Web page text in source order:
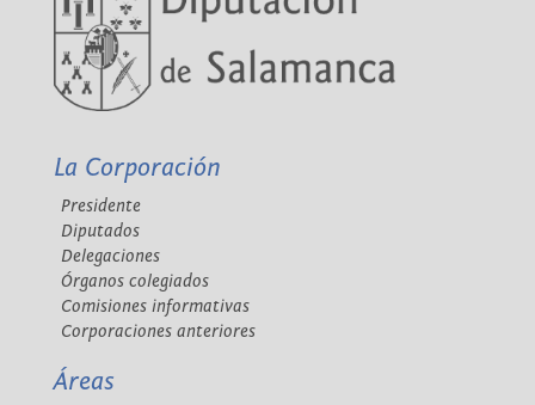
La Corporación
Presidente
Diputados
Delegaciones
Órganos colegiados
Comisiones informativas
Corporaciones anteriores
Áreas